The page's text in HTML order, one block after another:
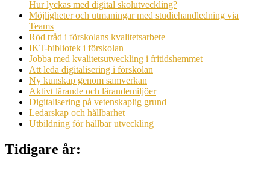
Hur lyckas med digital skolutveckling?
Möjligheter och utmaningar med studiehandledning via
Teams
Röd tråd i förskolans kvalitetsarbete
IKT-bibliotek i förskolan
Jobba med kvalitetsutveckling i fritidshemmet
Att leda digitalisering i förskolan
Ny kunskap genom samverkan
Aktivt lärande och lärandemiljöer
Digitalisering på vetenskaplig grund
Ledarskap och hållbarhet
Utbildning för hållbar utveckling
Tidigare år: